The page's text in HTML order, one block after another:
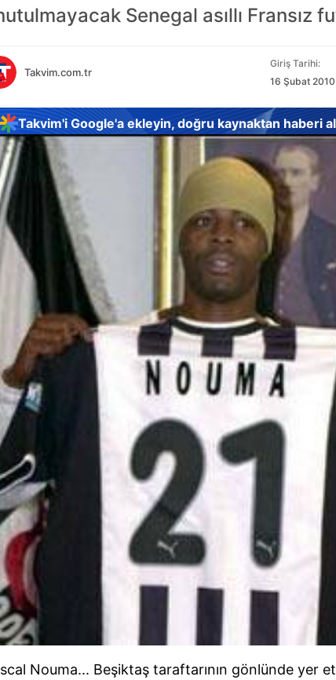
Senegal asıllı Fransız
Takvim.com.tr
Giriş Tarihi:
16 Şubat
Takvim'i Google'a ekleyin, doğru kaynaktan haberi
Nouma... Beşiktaş taraftarının gönlünde yer